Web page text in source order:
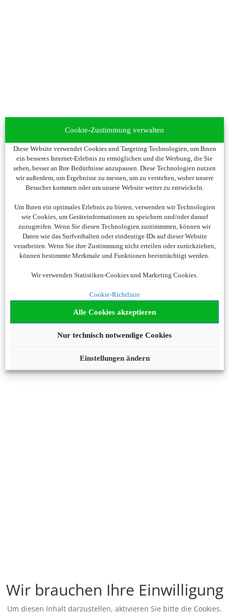
Cookie-Zustimmung verwalten
Diese Website verwendet Cookies und Targeting Technologien, um Ihnen
ein besseres Internet-Erlebnis zu ermöglichen und die Werbung, die Sie
sehen, besser an Ihre Bedürfnisse anzupassen. Diese Technologien nutzen
wir außerdem, um Ergebnisse zu messen, um zu verstehen, woher unsere
Besucher kommen oder um unsere Website weiter zu entwickeln.
Um Ihnen ein optimales Erlebnis zu bieten, verwenden wir Technologien
wie Cookies, um Geräteinformationen zu speichern und/oder darauf
zuzugreifen. Wenn Sie diesen Technologien zustimmmen, können wir
Daten wie das Surfverhalten oder eindeutige IDs auf dieser Website
verarbeiten. Wenn Sie ihre Zustimmung nicht erteilen oder zurückziehen,
können bestimmte Merkmale und Funktionen beeinträchtigt werden.
Wir verwenden Statistiken-Cookies und Marketing Cookies.
Cookie-Richtlinie
Alle Cookies akzeptieren
Nur technisch notwendige Cookies
Einstellungen ändern
Wir brauchen Ihre Einwilligung
Um diesen Inhalt darzustellen, aktivieren Sie bitte die Cookies.